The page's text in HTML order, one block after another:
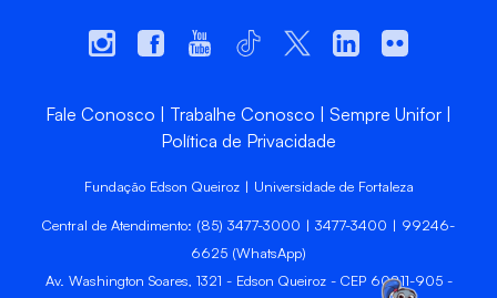
Fale Conosco Trabalhe Conosco
Sempre Unifor
Política de Privacidade
Fundação Edson Queiroz | Universidade de Fortaleza
Central de Atendimento: (85) 3477-3000 | 3477-3400 | 99246-
6625 (WhatsApp)
Av. Washington Soares, 1321 - Edson Queiroz - CEP 60811-905 -